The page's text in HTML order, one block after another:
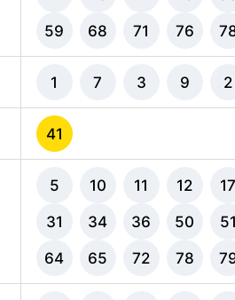
59 68 71 76
1 7 3 9 2
41
5 10 11 12 17
31 34 36 50 51
64 65 72 78